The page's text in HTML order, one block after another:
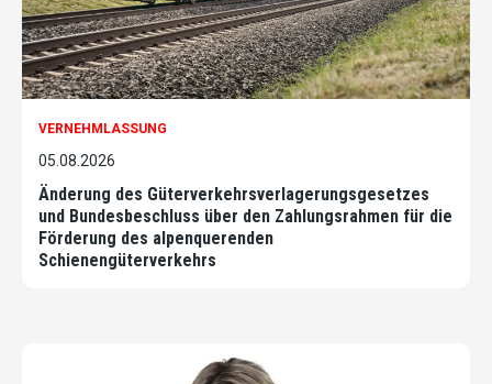
VERNEHMLASSUNG
05.08.2026
Änderung des Güterverkehrsverlagerungsgesetzes
und Bundesbeschluss über den Zahlungsrahmen für die
Förderung des alpenquerenden
Schienengüterverkehrs